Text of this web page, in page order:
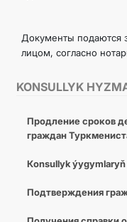
KONSULLYK
Продление сроков
граждан
Кonsullyk
Подтверждения
Документы подаются
лицом, согласно